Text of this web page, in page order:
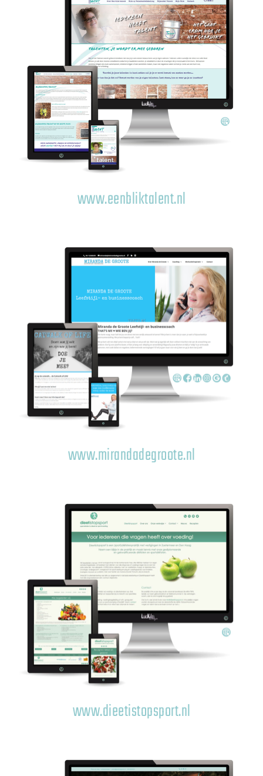
www.eenbliktalent.nl
www.mirandadegroote.nl
www.dieetistopsport.nl